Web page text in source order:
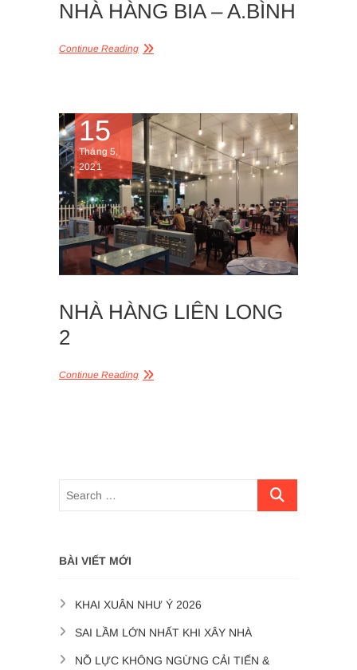
NHÀ HÀNG BIA – A.BÌNH
Continue Reading
15
Tháng 5,
2021
NHÀ HÀNG LIÊN LONG
2
Continue Reading
BÀI VIẾT MỚI
KHAI XUÂN NHƯ Ý 2026
SAI LẦM LỚN NHẤT KHI XÂY NHÀ
NỖ LỰC KHÔNG NGỪNG CẢI TIẾN &